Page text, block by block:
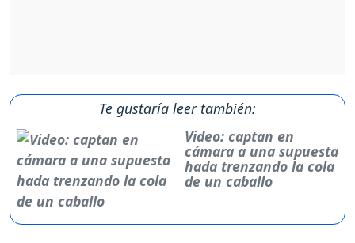
Te gustaría leer también:
Video: captan en
cámara a una supuesta
hada trenzando la cola
de un caballo